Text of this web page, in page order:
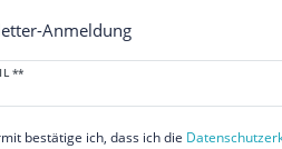
Anmeldung
**
bestätige ich, dass ich die